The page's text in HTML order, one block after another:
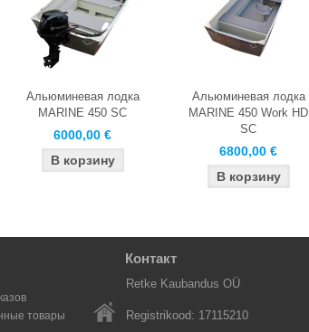
Альюминевая лодка
MARINE 450 SC
6000,00 €
Альюминевая лодка
MARINE 450 Work HD
SC
6800,00 €
товары
Контакт
Retke Kaubandus OÜ
Registrikood: 17115210